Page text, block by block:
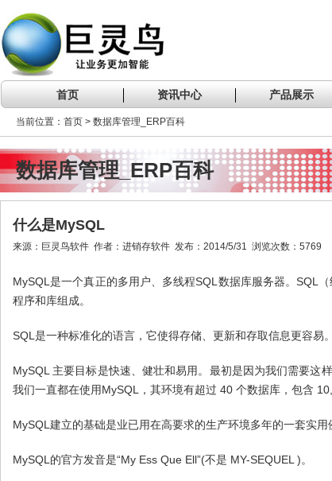
首页 资讯中心 产品展示
当前位置：首页 > 数据库管理_ERP百科
数据库管理_ERP百科
什么是MySQL
来源：巨灵鸟软件 作者：进销存软件 发布：2014/5/31 浏览次数：5769
MySQL是一个真正的多用户、多线程SQL数据库服务器。SQL
程序和库组成。
SQL是一种标准化的语言，它使得存储、更新和存取信息更容易
MySQL 主要目标是快速、健壮和易用。最初是因为我们需要这
我们一直都在使用MySQL，其环境有超过 40 个数据库，包含
MySQL建立的基础是业已用在高要求的生产环境多年的一套实
MySQL的官方发音是“My Ess Que Ell”(不是 MY-SEQUEL )。